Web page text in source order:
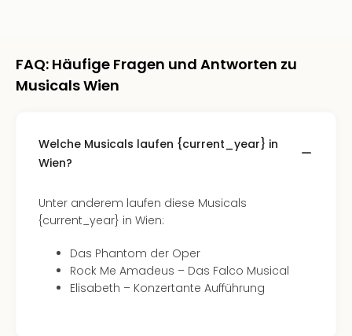
FAQ: Häufige Fragen und Antworten zu
Musicals Wien
Welche Musicals laufen {current_year} in
Wien?
Unter anderem laufen diese Musicals
{current_year} in Wien:
Das Phantom der Oper
Rock Me Amadeus – Das Falco Musical
Elisabeth – Konzertante Aufführung